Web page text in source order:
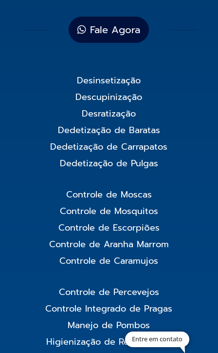
Fale Agora
Desinsetização
Descupinização
Desratização
Dedetização de Baratas
Dedetização de Carrapatos
Dedetização de Pulgas
Controle de Moscas
Controle de Mosquitos
Controle de Escorpiões
Controle de Aranha Marrom
Controle de Caramujos
Controle de Percevejos
Controle Integrado de Pragas
Manejo de Pombos
Higienização de Reservatório
Entre em contato